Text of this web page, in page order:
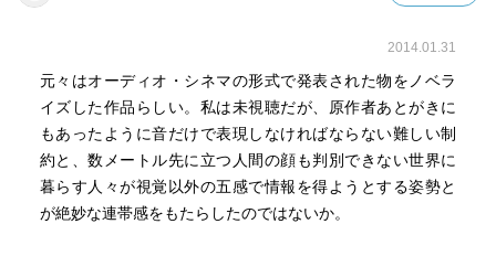
2014.01.31
元々はオーディオ・シネマの形式で発表された物をノベラ
イズした作品らしい。私は未視聴だが、原作者あとがきに
もあったように音だけで表現しなければならない難しい制
約と、数メートル先に立つ人間の顔も判別できない世界に
暮らす人々が視覚以外の五感で情報を得ようとする姿勢と
が絶妙な連帯感をもたらしたのではないか。